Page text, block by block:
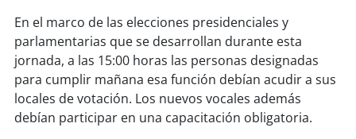
soyvalparaíso
soyquillota
soy sanantonio
En el marco de las elecciones presidenciales y
parlamentarias que se desarrollan durante esta
jornada, a las 15:00 horas las personas designadas
para cumplir mañana esa función debían acudir a sus
locales de votación. Los nuevos vocales además
debían participar en una capacitación obligatoria.